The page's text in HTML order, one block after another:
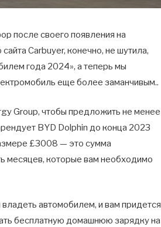
после своего появления на
Carbuyer, конечно, не шутила,
года 2024», а теперь мы
еще более заманчивым..
Group, чтобы предложить не менее
BYD Dolphin до конца 2023
£3008 — это сумма
месяцев, которые вам необходимо
автомобилем, и вам придется
бесплатную домашнюю зарядку на